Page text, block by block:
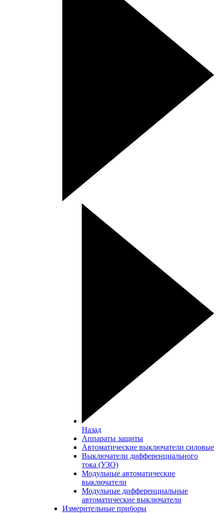
Назад
Аппараты защиты
Автоматические выключатели силовые
Выключатели дифференциального
тока (УЗО)
Модульные автоматические
выключатели
Модульные дифференциальные
автоматические выключатели
Измерительные приборы